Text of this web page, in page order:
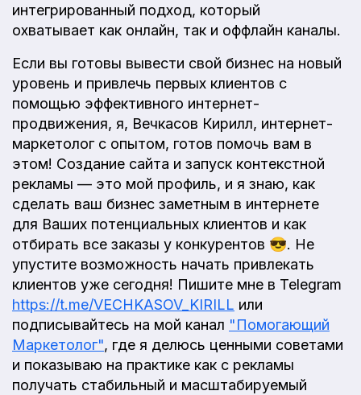
интегрированный подход, который
охватывает как онлайн, так и оффлайн каналы.
Если вы готовы вывести свой бизнес на новый
уровень и привлечь первых клиентов с
помощью эффективного интернет-
продвижения, я, Вечкасов Кирилл, интернет-
маркетолог с опытом, готов помочь вам в
этом! Создание сайта и запуск контекстной
рекламы — это мой профиль, и я знаю, как
сделать ваш бизнес заметным в интернете
для Ваших потенциальных клиентов и как
отбирать все заказы у конкурентов 😎. Не
упустите возможность начать привлекать
клиентов уже сегодня! Пишите мне в Telegram
https://t.me/VECHKASOV_KIRILL или
подписывайтесь на мой канал "Помогающий
Маркетолог", где я делюсь ценными советами
и показываю на практике как с рекламы
получать стабильный и масштабируемый